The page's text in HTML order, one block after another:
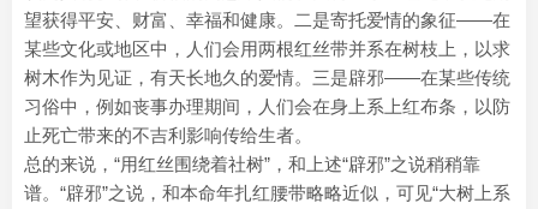
望获得平安、财富、幸福和健康。二是寄托爱情的象征——在
某些文化或地区中，人们会用两根红丝带并系在树枝上，以求
树木作为见证，有天长地久的爱情。三是辟邪——在某些传统
习俗中，例如丧事办理期间，人们会在身上系上红布条，以防
止死亡带来的不吉利影响传给生者。
总的来说，“用红丝围绕着社树”，和上述“辟邪”之说稍稍靠
谱。“辟邪”之说，和本命年扎红腰带略略近似，可见“大树上系